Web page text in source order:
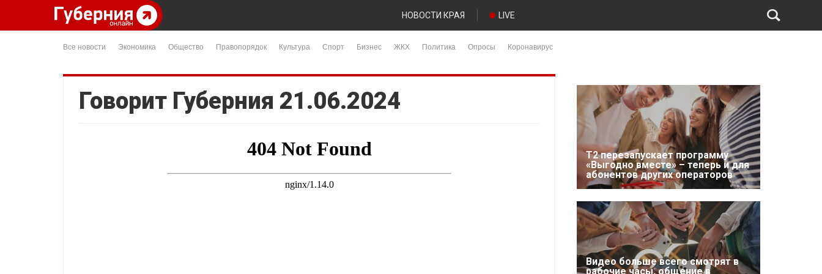
НОВОСТИ КРАЯ LIVE
Все новости Экономика Общество Правопорядок Культура Спорт Бизнес ЖКХ Политика Опросы Коронавирус
Говорит Губерния 21.06.2024
Т2 перезапускает программу
«Выгодно вместе» – теперь и для
абонентов других операторов
Видео больше всего смотрят в
рабочие часы, общение в